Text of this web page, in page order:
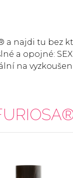
a najdi tu bez
a opojné:
na